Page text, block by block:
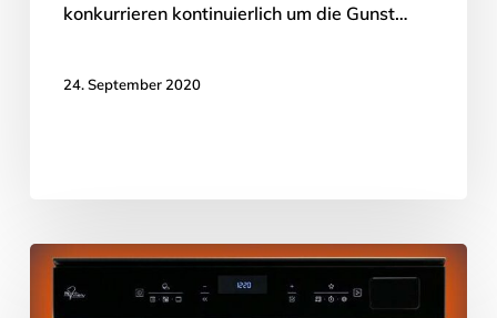
konkurrieren kontinuierlich um die Gunst…
24. September 2020